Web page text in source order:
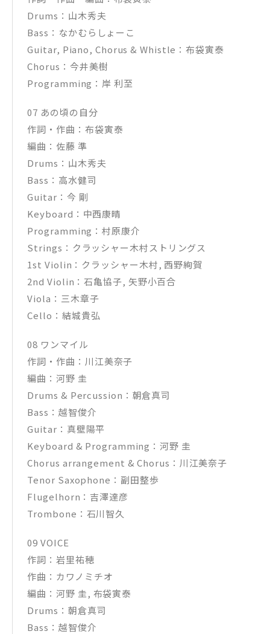
Drums：山木秀夫
Bass：なかむらしょーこ
Guitar, Piano, Chorus & Whistle：布袋寅泰
Chorus：今井美樹
Programming：岸 利至
07 あの頃の自分
作詞・作曲：布袋寅泰
編曲：佐藤 準
Drums：山木秀夫
Bass：高水健司
Guitar：今 剛
Keyboard：中西康晴
Programming：村原康介
Strings：クラッシャー木村ストリングス
1st Violin：クラッシャー木村, 西野絢賀
2nd Violin：石亀協子, 矢野小百合
Viola：三木章子
Cello：結城貴弘
08 ワンマイル
作詞・作曲：川江美奈子
編曲：河野 圭
Drums & Percussion：朝倉真司
Bass：越智俊介
Guitar：真壁陽平
Keyboard & Programming：河野 圭
Chorus arrangement & Chorus：川江美奈子
Tenor Saxophone：副田整歩
Flugelhorn：吉澤達彦
Trombone：石川智久
09 VOICE
作詞：岩里祐穂
作曲：カワノミチオ
編曲：河野 圭, 布袋寅泰
Drums：朝倉真司
Bass：越智俊介